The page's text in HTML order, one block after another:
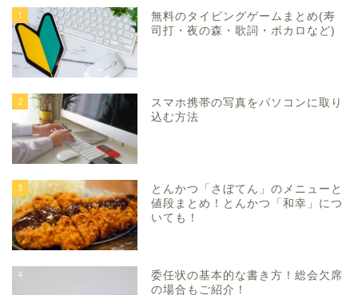
1
無料のタイピングゲームまとめ(寿
司打・夜の森・歌詞・ボカロなど)
2
スマホ携帯の写真をパソコンに取り
込む方法
3
とんかつ「さぼてん」のメニューと
値段まとめ！とんかつ「和幸」につ
いても！
4
委任状の基本的な書き方！総会欠席
の場合もご紹介！